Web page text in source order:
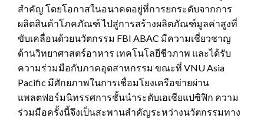
สำคัญ โดยโอกาสในอนาคตอยู่ที่การยกระดับจากการ
ผลิตสินค้าโภคภัณฑ์ ไปสู่การสร้างผลิตภัณฑ์มูลค่าสูงที่
ขับเคลื่อนด้วยนวัตกรรม FBI ABAC มีความเชี่ยวชาญ
ด้านวิทยาศาสตร์อาหาร เทคโนโลยีชีวภาพ และได้รับ
ความร่วมมือกับภาคอุตสาหกรรม ขณะที่ VNU Asia
Pacific มีศักยภาพในการเชื่อมโยงเครือข่ายผ่าน
แพลตฟอร์มนิทรรศการชั้นนำระดับเอเชียแปซิฟิก ความ
ร่วมมือครั้งนี้จึงเป็นสะพานสำคัญระหว่างนวัตกรรมทาง